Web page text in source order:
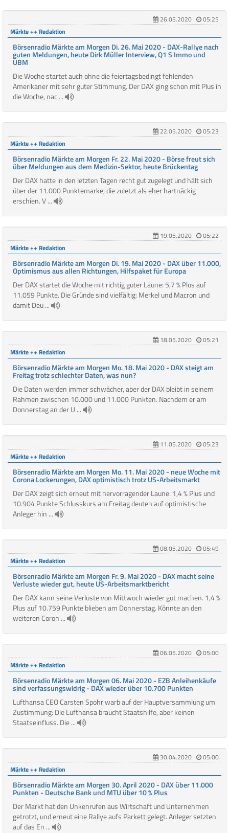
26.05.2020
05:25
Märkte ++ Redaktion
Börsenradio Märkte am Morgen Di. 26. Mai 2020 - DAX-Rallye nach
guten Meldungen, heute Dirk Müller Interview, Q1 S Immo und
UBM
Die Woche startet auch ohne die feiertagsbedingt fehlenden
Amerikaner mit sehr guter Stimmung. Der DAX ging schon mit Plus in
die Woche, nac ...
22.05.2020
05:23
Märkte ++ Redaktion
Börsenradio Märkte am Morgen Fr. 22. Mai 2020 - Börse freut sich
über Meldungen aus dem Medizin-Sektor, heute Brückentag
Der DAX hatte in den letzten Tagen recht gut zugelegt und hält sich
über der 11.000 Punktemarke, die zuletzt als eher hartnäckig
erschien. V ...
19.05.2020
05:22
Märkte ++ Redaktion
Börsenradio Märkte am Morgen Di. 19. Mai 2020 - DAX über 11.000,
Optimismus aus allen Richtungen, Hilfspaket für Europa
Der DAX startet die Woche mit richtig guter Laune: 5,7 % Plus auf
11.059 Punkte. Die Gründe sind vielfältig: Merkel und Macron und
damit Deu ...
18.05.2020
05:21
Märkte ++ Redaktion
Börsenradio Märkte am Morgen Mo. 18. Mai 2020 - DAX steigt am
Freitag trotz schlechter Daten, was nun?
Die Daten werden immer schwächer, aber der DAX bleibt in seinem
Rahmen zwischen 10.000 und 11.000 Punkten. Nachdem er am
Donnerstag an der U ...
11.05.2020
05:23
Märkte ++ Redaktion
Börsenradio Märkte am Morgen Mo. 11. Mai 2020 - neue Woche mit
Corona Lockerungen, DAX optimistisch trotz US-Arbeitsmarkt
Der DAX zeigt sich erneut mit hervorragender Laune: 1,4 % Plus und
10.904 Punkte Schlusskurs am Freitag deuten auf optimistische
Anleger hin ...
08.05.2020
05:49
Märkte ++ Redaktion
Börsenradio Märkte am Morgen Fr. 9. Mai 2020 - DAX macht seine
Verluste wieder gut, heute US-Arbeitsmarktbericht
Der DAX kann seine Verluste von Mittwoch wieder gut machen. 1,4 %
Plus auf 10.759 Punkte blieben am Donnerstag. Könnte an den
weiteren Coron ...
06.05.2020
05:00
Märkte ++ Redaktion
Börsenradio Märkte am Morgen 06. Mai 2020 - EZB Anleihenkäufe
sind verfassungswidrig - DAX wieder über 10.700 Punkten
Lufthansa CEO Carsten Spohr warb auf der Hauptversammlung um
Zustimmung: Die Lufthansa braucht Staatshilfe, aber keinen
Staatseinfluss. Die ...
30.04.2020
05:00
Märkte ++ Redaktion
Börsenradio Märkte am Morgen 30. April 2020 - DAX über 11.000
Punkten - Deutsche Bank und MTU über 10 % Plus
Der Markt hat den Unkenrufen aus Wirtschaft und Unternehmen
getrotzt, und erneut eine Rallye aufs Parkett gelegt. Anleger setzten
auf das En ...